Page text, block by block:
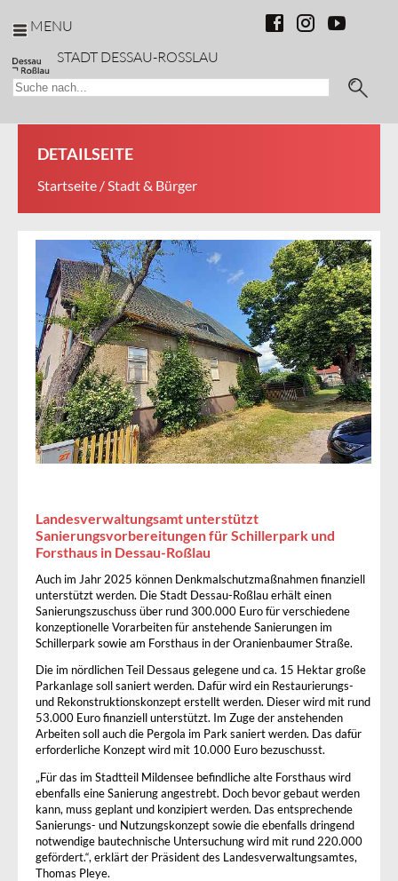
MENU
STADT DESSAU-ROSSLAU
DETAILSEITE
Startseite / Stadt & Bürger
Landesverwaltungsamt unterstützt
Sanierungsvorbereitungen für Schillerpark und
Forsthaus in Dessau-Roßlau
Auch im Jahr 2025 können Denkmalschutzmaßnahmen finanziell
unterstützt werden. Die Stadt Dessau-Roßlau erhält einen
Sanierungszuschuss über rund 300.000 Euro für verschiedene
konzeptionelle Vorarbeiten für anstehende Sanierungen im
Schillerpark sowie am Forsthaus in der Oranienbaumer Straße.
Die im nördlichen Teil Dessaus gelegene und ca. 15 Hektar große
Parkanlage soll saniert werden. Dafür wird ein Restaurierungs-
und Rekonstruktionskonzept erstellt werden. Dieser wird mit rund
53.000 Euro finanziell unterstützt. Im Zuge der anstehenden
Arbeiten soll auch die Pergola im Park saniert werden. Das dafür
erforderliche Konzept wird mit 10.000 Euro bezuschusst.
„Für das im Stadtteil Mildensee befindliche alte Forsthaus wird
ebenfalls eine Sanierung angestrebt. Doch bevor gebaut werden
kann, muss geplant und konzipiert werden. Das entsprechende
Sanierungs- und Nutzungskonzept sowie die ebenfalls dringend
notwendige bautechnische Untersuchung wird mit rund 220.000
gefördert.“, erklärt der Präsident des Landesverwaltungsamtes,
Thomas Pleye.